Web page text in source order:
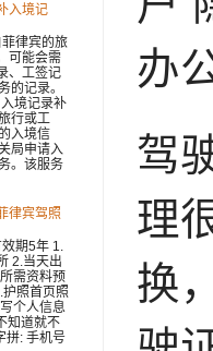
办
驾
理
换
入境记
律宾的旅
可能会需
、工签记
的记录。
境记录补
行或工
入境信
局申请入
。该服务
律宾驾照
期5年 1.
2.当天出
需资料预
照首页照
个人信息
知道就不
拼: 手机号